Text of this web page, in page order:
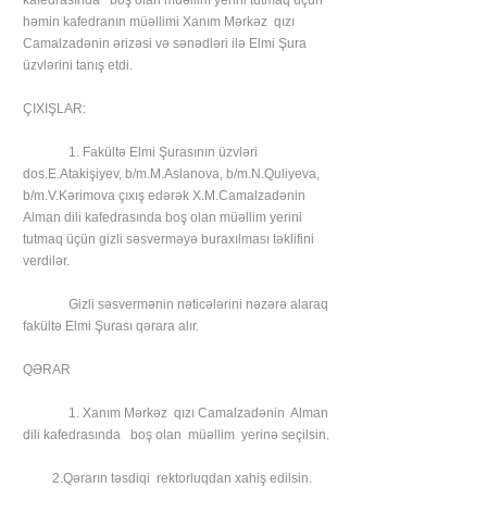
həmin kafedranın müəllimi Xanım Mərkəz qızı
Camalzadənin ərizəsi və sənədləri ilə Elmi Şura
üzvlərini tanış etdi.
ÇIXIŞLAR:
1. Fakültə Elmi Şurasının üzvləri
dos.E.Atakişiyev, b/m.M.Aslanova, b/m.N.Quliyeva,
b/m.V.Kərimova çıxış edərək X.M.Camalzadənin
Alman dili kafedrasında boş olan müəllim yerini
tutmaq üçün gizli səsverməyə buraxılması təklifini
verdilər.
Gizli səsvermənin nəticələrini nəzərə alaraq
fakültə Elmi Şurası qərara alır.
QƏRAR
1. Xanım Mərkəz qızı Camalzadənin Alman
dili kafedrasında boş olan müəllim yerinə seçilsin.
2.Qərarın təsdiqi rektorluqdan xahiş edilsin.